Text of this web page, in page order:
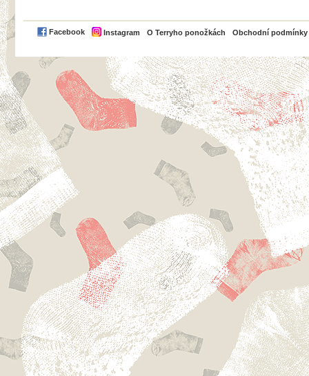
Facebook Instagram O Terryho ponožkách Obchodní podmínky
PayPal